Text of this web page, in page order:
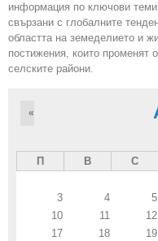
информация по ключови теми
свързани с глобалните
областта на земеделието и
постижения, които променят
селските райони.
«
П В С
3
4 5
10
11 12
17
18 19